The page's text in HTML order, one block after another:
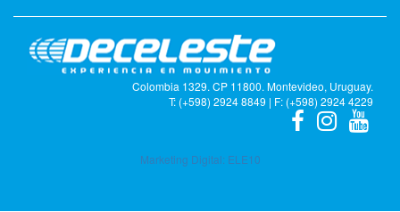
Colombia 1329. CP 11800. Montevideo, Uruguay.
T: (+598) 2924 8849 | F: (+598) 2924 4229
Marketing Digital: ELE10